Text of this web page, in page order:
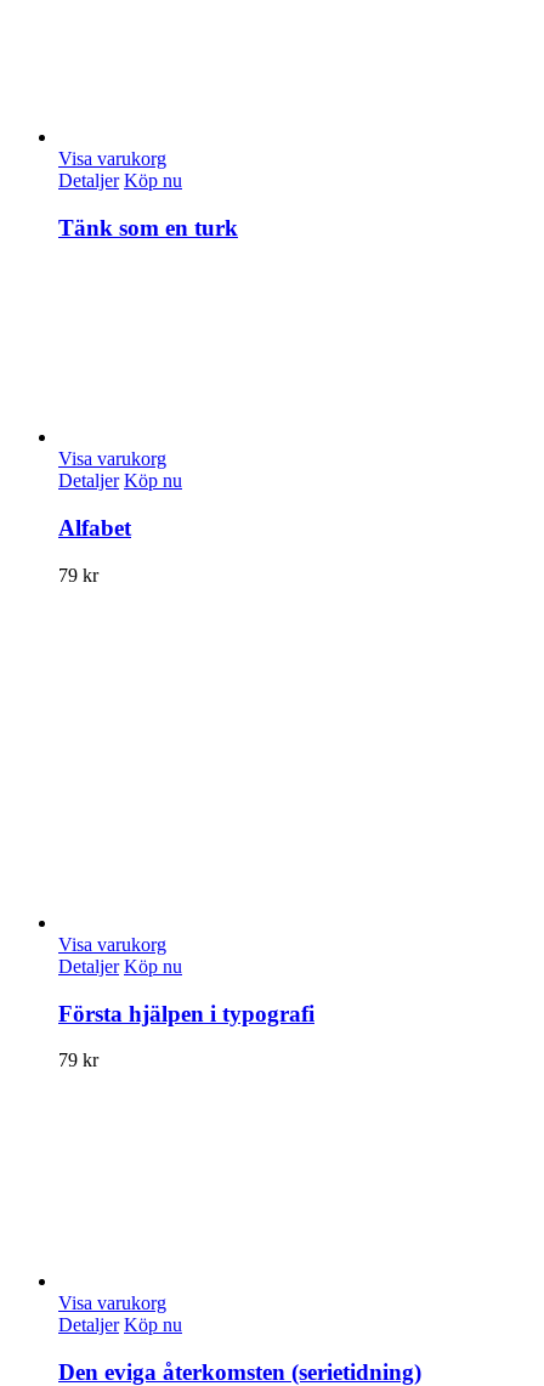
Visa varukorg
Detaljer Köp nu
Tänk som en turk
Visa varukorg
Detaljer Köp nu
Alfabet
79 kr
Visa varukorg
Detaljer Köp nu
Första hjälpen i typografi
79 kr
Visa varukorg
Detaljer Köp nu
Den eviga återkomsten (serietidning)